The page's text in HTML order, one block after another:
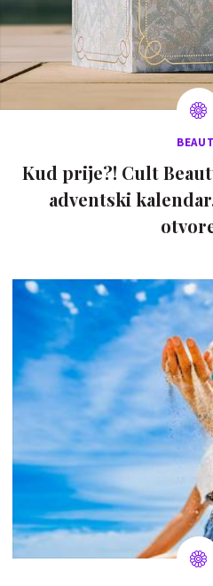
Kud prije?! Cult
adventski